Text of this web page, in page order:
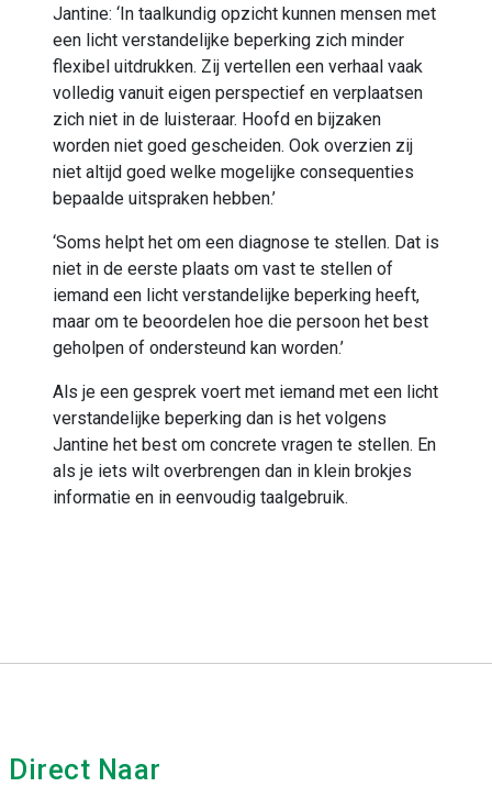
Jantine: ‘In taalkundig opzicht kunnen mensen met
een licht verstandelijke beperking zich minder
flexibel uitdrukken. Zij vertellen een verhaal vaak
volledig vanuit eigen perspectief en verplaatsen
zich niet in de luisteraar. Hoofd en bijzaken
worden niet goed gescheiden. Ook overzien zij
niet altijd goed welke mogelijke consequenties
bepaalde uitspraken hebben.’
‘Soms helpt het om een diagnose te stellen. Dat is
niet in de eerste plaats om vast te stellen of
iemand een licht verstandelijke beperking heeft,
maar om te beoordelen hoe die persoon het best
geholpen of ondersteund kan worden.’
Als je een gesprek voert met iemand met een licht
verstandelijke beperking dan is het volgens
Jantine het best om concrete vragen te stellen. En
als je iets wilt overbrengen dan in klein brokjes
informatie en in eenvoudig taalgebruik.
Direct Naar